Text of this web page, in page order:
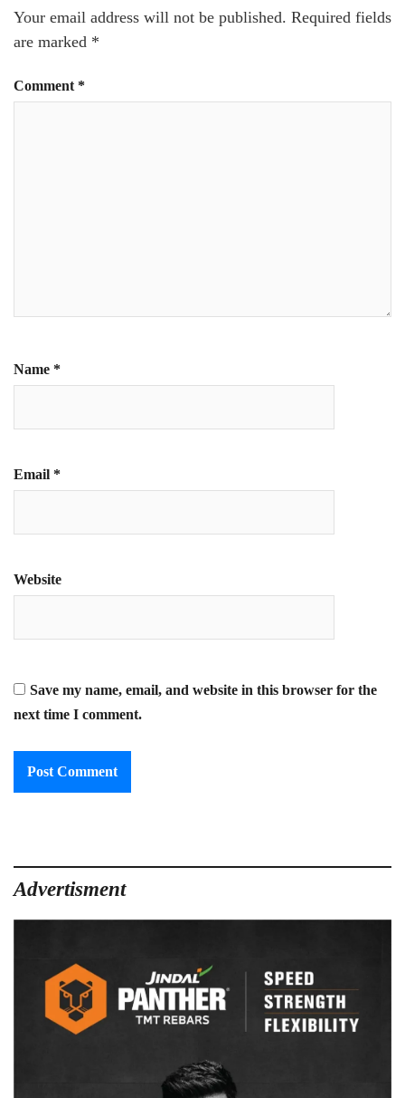
Your email address will not be published. Required fields
are marked *
Comment *
Name *
Email *
Website
Save my name, email, and website in this browser for the
next time I comment.
Advertisment